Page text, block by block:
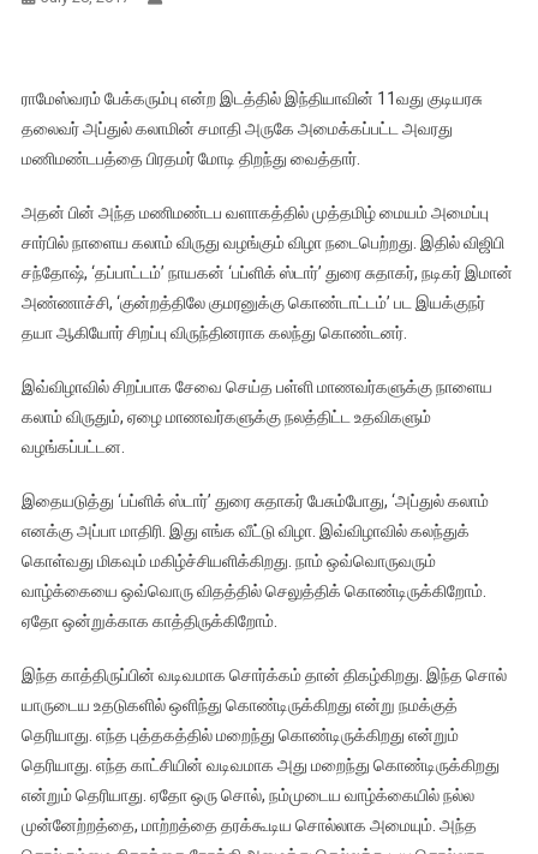
ராமேஸ்வரம் பேக்கரும்பு என்ற இடத்தில் இந்தியாவின் 11வது குடியரசு
தலைவர் அப்துல் கலாமின் சமாதி அருகே அமைக்கப்பட்ட அவரது
மணிமண்டபத்தை பிரதமர் மோடி திறந்து வைத்தார்.
அதன் பின் அந்த மணிமண்டப வளாகத்தில் முத்தமிழ் மையம் அமைப்பு
சார்பில் நாளைய கலாம் விருது வழங்கும் விழா நடைபெற்றது. இதில் விஜிபி
சந்தோஷ், ‘தப்பாட்டம்’ நாயகன் ‘பப்ளிக் ஸ்டார்’ துரை சுதாகர், நடிகர் இமான்
அண்ணாச்சி, ‘குன்றத்திலே குமரனுக்கு கொண்டாட்டம்’ பட இயக்குநர்
தயா ஆகியோர் சிறப்பு விருந்தினராக கலந்து கொண்டனர்.
இவ்விழாவில் சிறப்பாக சேவை செய்த பள்ளி மாணவர்களுக்கு நாளைய
கலாம் விருதும், ஏழை மாணவர்களுக்கு நலத்திட்ட உதவிகளும்
வழங்கப்பட்டன.
இதையடுத்து ‘பப்ளிக் ஸ்டார்’ துரை சுதாகர் பேசும்போது, ‘அப்துல் கலாம்
எனக்கு அப்பா மாதிரி. இது எங்க வீட்டு விழா. இவ்விழாவில் கலந்துக்
கொள்வது மிகவும் மகிழ்ச்சியளிக்கிறது. நாம் ஒவ்வொருவரும்
வாழ்க்கையை ஒவ்வொரு விதத்தில் செலுத்திக் கொண்டிருக்கிறோம்.
ஏதோ ஒன்றுக்காக காத்திருக்கிறோம்.
இந்த காத்திருப்பின் வடிவமாக சொர்க்கம் தான் திகழ்கிறது. இந்த சொல்
யாருடைய உதடுகளில் ஒளிந்து கொண்டிருக்கிறது என்று நமக்குத்
தெரியாது. எந்த புத்தகத்தில் மறைந்து கொண்டிருக்கிறது என்றும்
தெரியாது. எந்த காட்சியின் வடிவமாக அது மறைந்து கொண்டிருக்கிறது
என்றும் தெரியாது. ஏதோ ஒரு சொல், நம்முடைய வாழ்க்கையில் நல்ல
முன்னேற்றத்தை, மாற்றத்தை தரக்கூடிய சொல்லாக அமையும். அந்த